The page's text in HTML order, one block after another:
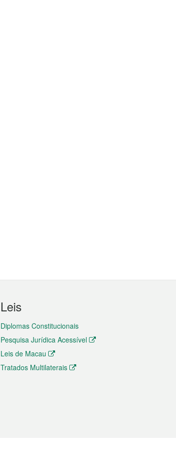
Leis
Diplomas Constitucionais
Pesquisa Jurídica Acessível
Leis de Macau
Tratados Multilaterais